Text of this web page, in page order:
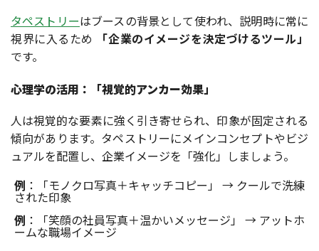
タペストリーはブースの背景として使われ、説明時に常に
視界に入るため
「企業のイメージを決定づけるツール」
です。
心理学の活用：「視覚的アンカー効果」
人は視覚的な要素に強く引き寄せられ、印象が固定される
傾向があります。タペストリーにメインコンセプトやビジ
ュアルを配置し、企業イメージを「強化」しましょう。
例 ：「モノクロ写真＋キャッチコピー」 → クールで洗練
された印象
例 ：「笑顔の社員写真＋温かいメッセージ」 → アットホ
ームな職場イメージ